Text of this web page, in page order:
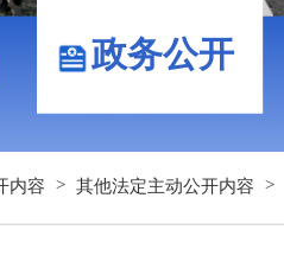
政务公开
内容 > 其他法定主动公开内容 >